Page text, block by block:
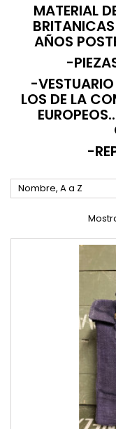
MATERIAL
AÑOS
-
-
LOS DE LA
-
Nombre, A a Z